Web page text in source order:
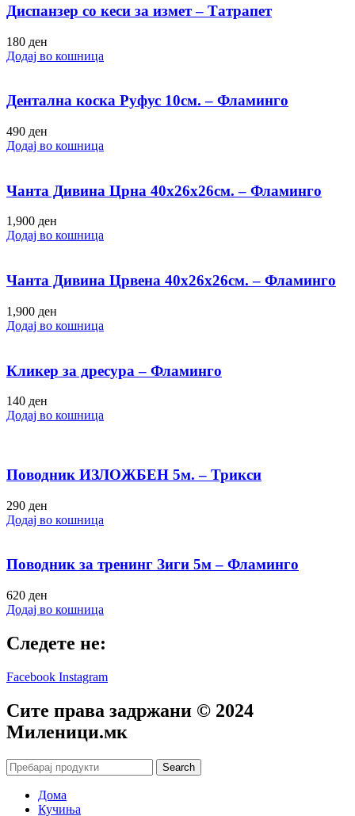
Диспанзер со кеси за измет – Татрапет
180 ден
Додај во кошница
Дентална коска Руфус 10см. – Фламинго
490 ден
Додај во кошница
Чанта Дивина Црна 40х26х26см. – Фламинго
1,900 ден
Додај во кошница
Чанта Дивина Црвена 40х26х26см. – Фламинго
1,900 ден
Додај во кошница
Кликер за дресура – Фламинго
140 ден
Додај во кошница
Поводник ИЗЛОЖБЕН 5м. – Трикси
290 ден
Додај во кошница
Поводник за тренинг Зиги 5м – Фламинго
620 ден
Додај во кошница
Следете не:
Facebook Instagram
Сите права задржани © 2024
Mиленици.мк
Search
Дома
Кучиња